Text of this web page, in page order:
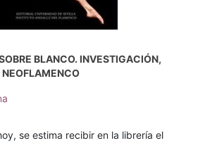
BLANCO. INVESTIGACIÓN,
NEOFLAMENCO
se estima recibir en la librería el